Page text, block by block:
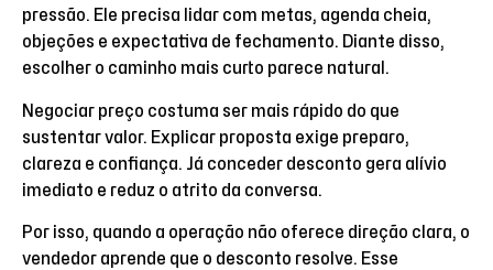
pressão. Ele precisa lidar com metas, agenda cheia,
objeções e expectativa de fechamento. Diante disso,
escolher o caminho mais curto parece natural.
Negociar preço costuma ser mais rápido do que
sustentar valor. Explicar proposta exige preparo,
clareza e confiança. Já conceder desconto gera alívio
imediato e reduz o atrito da conversa.
Por isso, quando a operação não oferece direção clara, o
vendedor aprende que o desconto resolve. Esse